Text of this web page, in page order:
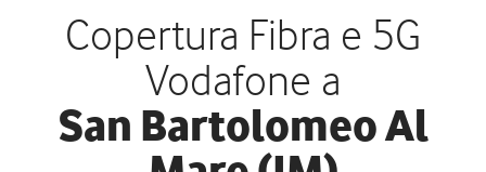
Copertura Fibra e 5G
Vodafone a
San Bartolomeo Al